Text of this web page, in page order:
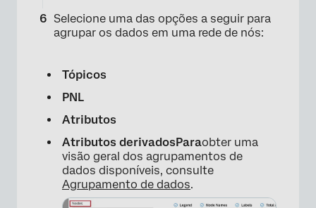
×
×
Selecione uma das opções a seguir para
agrupar os dados em uma rede de nós:
Tópicos
PNL
Atributos
Atributos derivadosParaobter uma
visão geral dos agrupamentos de
dados disponíveis, consulte
Agrupamento de dados.